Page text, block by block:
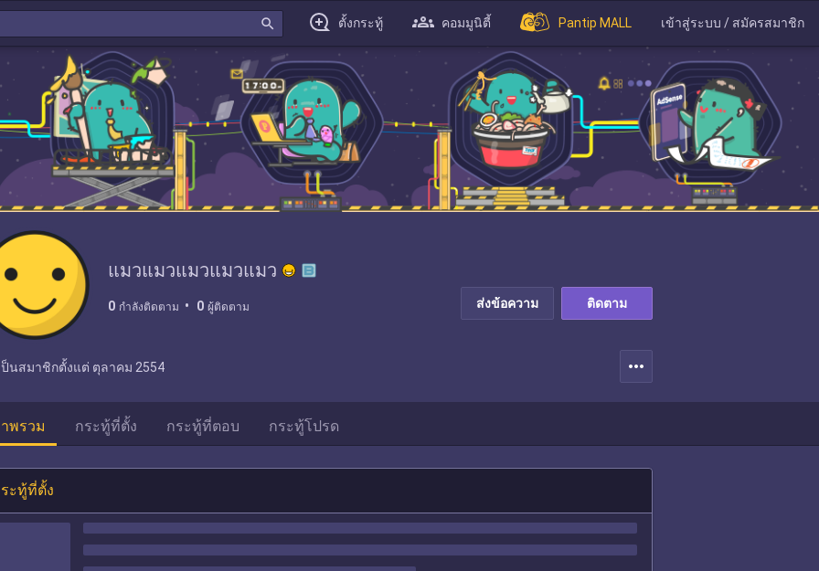
search ตั้งกระทู้ คอมมูนิตี้ Pantip MALL เข้าสู่ระบบ / สมัครสมาชิก
แมวแมวแมวแมวแมว
0 กำลังติดตาม 0 ผู้ติดตาม ส่งข้อความ ติดตาม
ป็นสมาชิกตั้งแต่ ตุลาคม 2554 more_horiz
พรวม กระทู้ที่ตั้ง กระทู้ที่ตอบ กระทู้โปรด
ะทู้ที่ตั้ง